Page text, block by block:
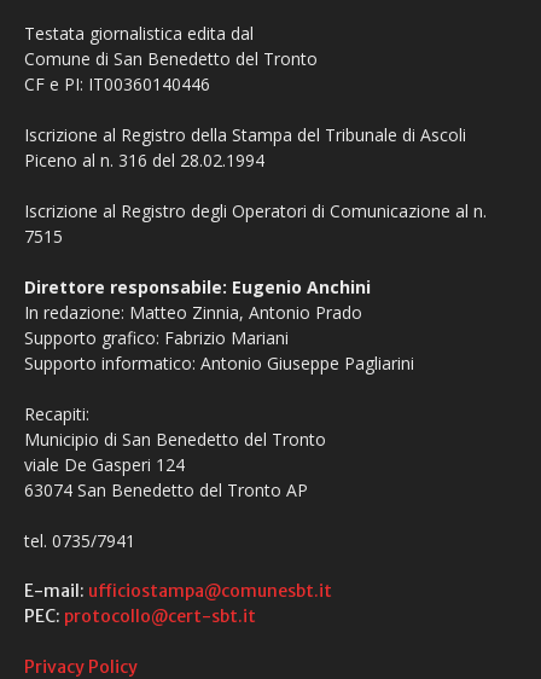
Testata giornalistica edita dal
Comune di San Benedetto del Tronto
CF e PI: IT00360140446
Iscrizione al Registro della Stampa del Tribunale di Ascoli
Piceno al n. 316 del 28.02.1994
Iscrizione al Registro degli Operatori di Comunicazione al n.
7515
Direttore responsabile: Eugenio Anchini
In redazione: Matteo Zinnia, Antonio Prado
Supporto grafico: Fabrizio Mariani
Supporto informatico: Antonio Giuseppe Pagliarini
Recapiti:
Municipio di San Benedetto del Tronto
viale De Gasperi 124
63074 San Benedetto del Tronto AP
tel. 0735/7941
E-mail: ufficiostampa@comunesbt.it
PEC: protocollo@cert-sbt.it
Privacy Policy